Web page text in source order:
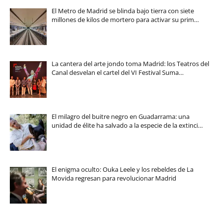
El Metro de Madrid se blinda bajo tierra con siete
millones de kilos de mortero para activar su prim…
La cantera del arte jondo toma Madrid: los Teatros del
Canal desvelan el cartel del VI Festival Suma…
El milagro del buitre negro en Guadarrama: una
unidad de élite ha salvado a la especie de la extinci…
El enigma oculto: Ouka Leele y los rebeldes de La
Movida regresan para revolucionar Madrid